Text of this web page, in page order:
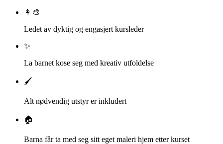
👩‍🎨
Ledet av dyktig og engasjert kursleder
✨
La barnet kose seg med kreativ utfoldelse
🖌️
Alt nødvendig utstyr er inkludert
🏠
Barna får ta med seg sitt eget maleri hjem etter kurset